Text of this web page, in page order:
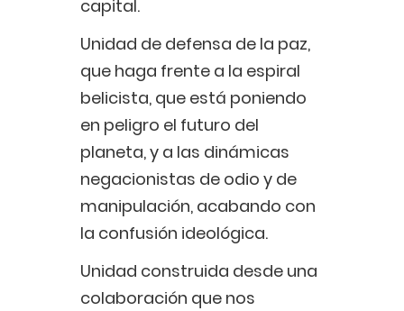
capital.
Unidad de defensa de la paz,
que haga frente a la espiral
belicista, que está poniendo
en peligro el futuro del
planeta, y a las dinámicas
negacionistas de odio y de
manipulación, acabando con
la confusión ideológica.
Unidad construida desde una
colaboración que nos